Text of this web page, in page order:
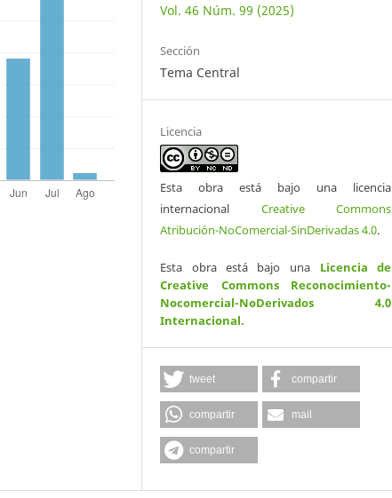
Vol. 46 Núm. 99 (2025)
Sección
Tema Central
Licencia
Esta obra está bajo una licencia
internacional Creative Commons
Atribución-NoComercial-SinDerivadas 4.0.
Esta obra está bajo una Licencia de
Creative Commons Reconocimiento-
Nocomercial-NoDerivados 4.0
Internacional.
tweet compartir
compartir mail
compartir